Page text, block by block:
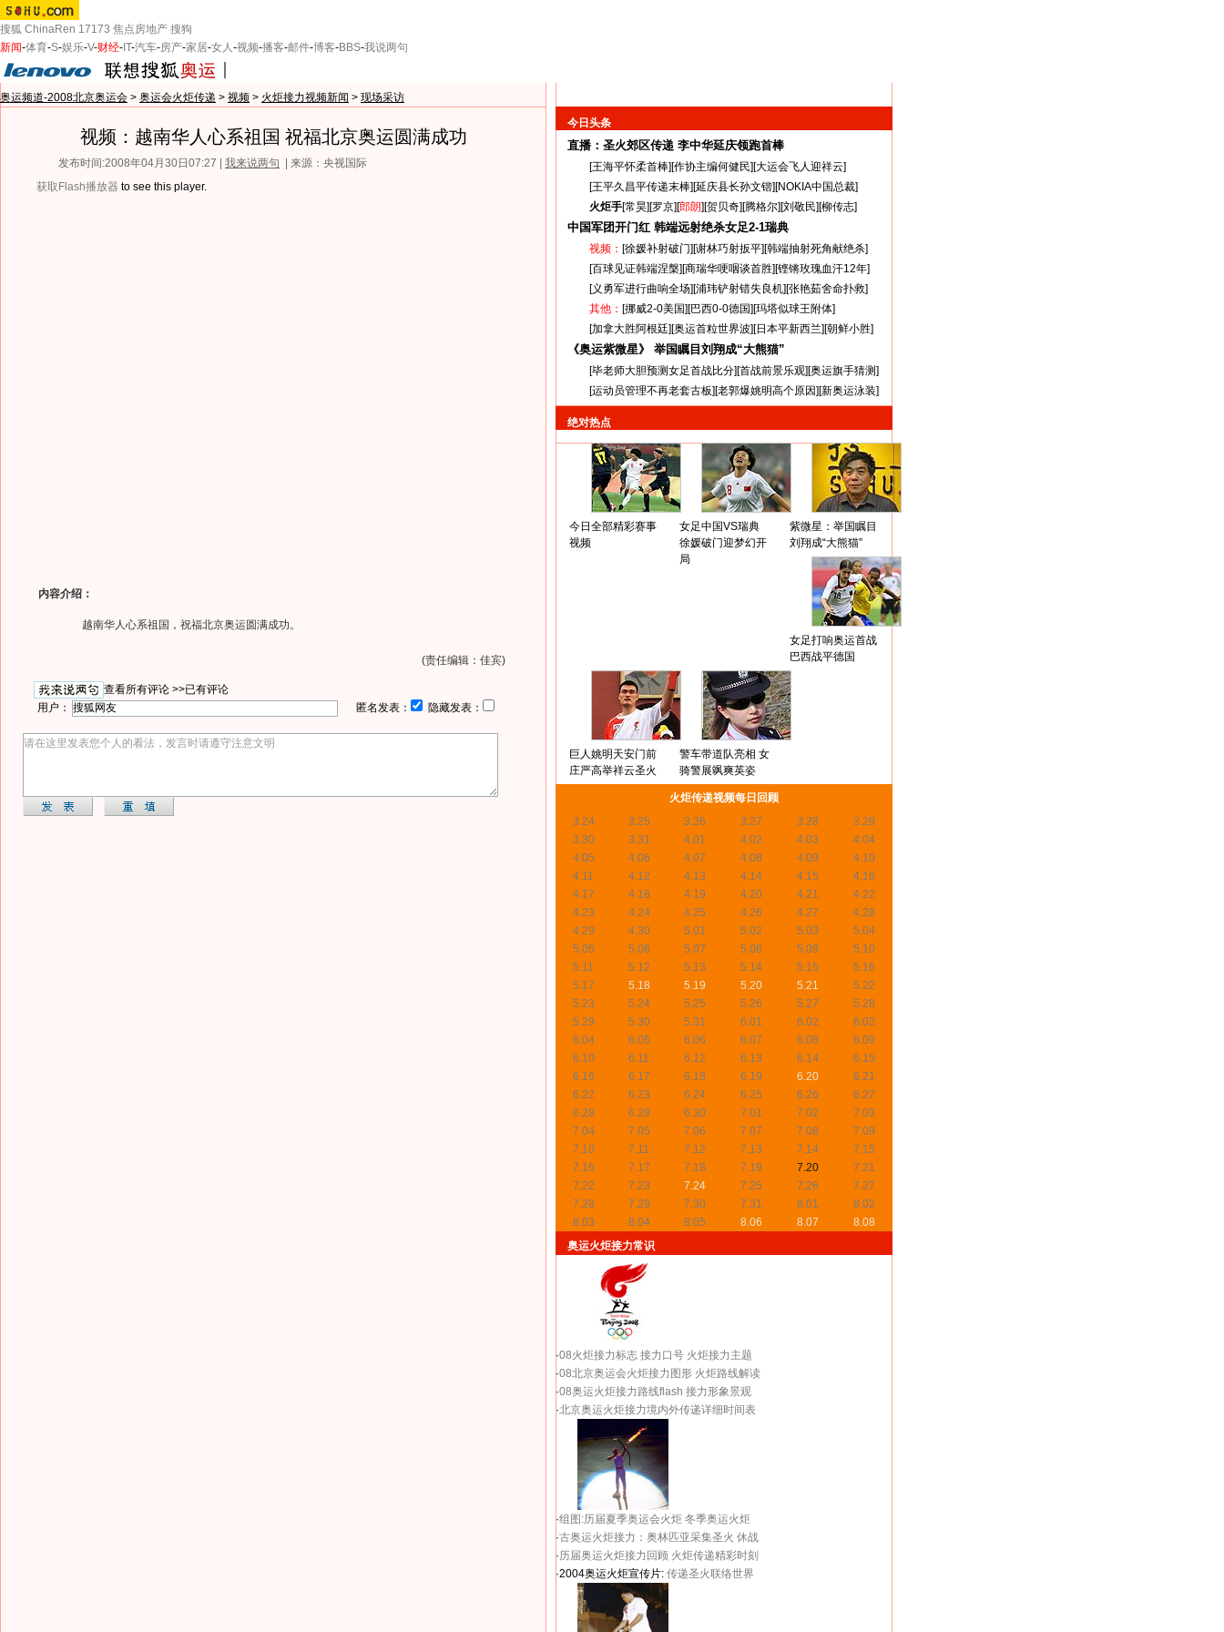
搜狐 ChinaRen 17173 焦点房地产 搜狗
新闻-体育-S-娱乐-V-财经- IT-汽车-房产-家居-女人-视频-播客-邮件-博客-BBS-我说两句
奥运频道-2008北京奥运会 > 奥运会火炬传递 > 视频 > 火炬接力视频新闻 > 现场采访
视频：越南华人心系祖国 祝福北京奥运圆满成功
发布时间:2008年04月30日07:27 | 我来说两句
| 来源：央视国际
获取Flash播放器 to see this player.
内容介绍：
越南华人心系祖国，祝福北京奥运圆满成功。
(责任编辑：佳宾)
查看所有评论 >>已有评论
用户：
匿名发表： 隐藏发表：
今日头条
直播：圣火郊区传递 李中华延庆领跑首棒
[王海平怀柔首棒][作协主编何健民][大运会飞人迎祥云]
[王平久昌平传递末棒][延庆县长孙文锴][NOKIA中国总裁]
火炬手[常昊][罗京][郎朗][贺贝奇][腾格尔][刘敬民][柳传志]
中国军团开门红 韩端远射绝杀女足2-1瑞典
视频： [徐媛补射破门][谢林巧射扳平][韩端抽射死角献绝杀]
[百球见证韩端涅槃][商瑞华哽咽谈首胜][铿锵玫瑰血汗12年]
[义勇军进行曲响全场][浦玮铲射错失良机][张艳茹舍命扑救]
其他： [挪威2-0美国][巴西0-0德国][玛塔似球王附体]
[加拿大胜阿根廷][奥运首粒世界波][日本平新西兰][朝鲜小胜]
《奥运紫微星》 举国瞩目刘翔成“大熊猫”
[毕老师大胆预测女足首战比分][首战前景乐观][奥运旗手猜测]
[运动员管理不再老套古板][老郭爆姚明高个原因][新奥运泳装]
绝对热点
今日全部精彩赛事
视频
女足中国VS瑞典
徐媛破门迎梦幻开
局
紫微星：举国瞩目
刘翔成“大熊猫”
女足打响奥运首战
巴西战平德国
巨人姚明天安门前
庄严高举祥云圣火
警车带道队亮相 女
骑警展飒爽英姿
火炬传递视频每日回顾
3.24
3.25 3.26 3.27 3.28
3.29
3.30
3.31 4.01 4.02 4.03
4.04
4.05
4.06 4.07 4.08 4.09
4.10
4.11
4.12 4.13 4.14 4.15
4.16
4.17
4.18 4.19 4.20 4.21
4.22
4.23
4.24 4.25 4.26 4.27
4.28
4.29
4.30 5.01 5.02 5.03
5.04
5.05
5.06 5.07 5.08 5.09
5.10
5.11
5.12 5.13 5.14 5.15
5.16
5.17
5.18 5.19 5.20 5.21
5.22
5.23
5.24 5.25 5.26 5.27
5.28
5.29
5.30 5.31 6.01 6.02
6.03
6.04
6.05 6.06 6.07 6.08
6.09
6.10
6.11 6.12 6.13 6.14
6.15
6.16
6.17 6.18 6.19 6.20
6.21
6.22
6.23 6.24 6.25 6.26
6.27
6.28
6.29 6.30 7.01 7.02
7.03
7.04
7.05 7.06 7.07 7.08
7.09
7.10
7.11 7.12 7.13 7.14
7.15
7.16
7.17 7.18 7.19 7.20
7.21
7.22
7.23 7.24 7.25 7.26
7.27
7.28
7.29 7.30 7.31 8.01
8.02
8.03
8.04 8.05 8.06 8.07
8.08
奥运火炬接力常识
·08火炬接力标志 接力口号 火炬接力主题
·08北京奥运会火炬接力图形 火炬路线解读
·08奥运火炬接力路线flash 接力形象景观
·北京奥运火炬接力境内外传递详细时间表
·组图:历届夏季奥运会火炬 冬季奥运火炬
·古奥运火炬接力：奥林匹亚采集圣火 休战
·历届奥运火炬接力回顾 火炬传递精彩时刻
·2004奥运火炬宣传片: 传递圣火联络世界